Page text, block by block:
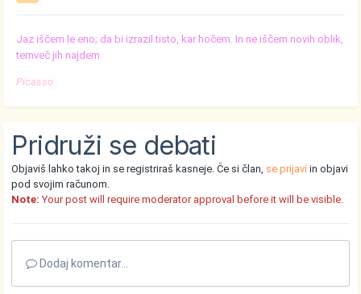
Jaz iščem le eno; da bi izrazil tisto, kar hočem. In ne iščem novih oblik,
temveč jih najdem.
Picasso
Pridruži se debati
Objaviš lahko takoj in se registriraš kasneje. Če si član, se prijavi in objavi
pod svojim računom.
Note: Your post will require moderator approval before it will be visible.
Dodaj komentar...